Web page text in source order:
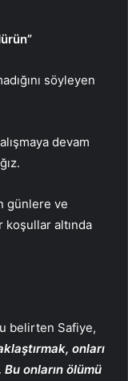
söyleyen
devam
günlere ve
koşullar altında
belirten Safiye,
onları
onların ölümü